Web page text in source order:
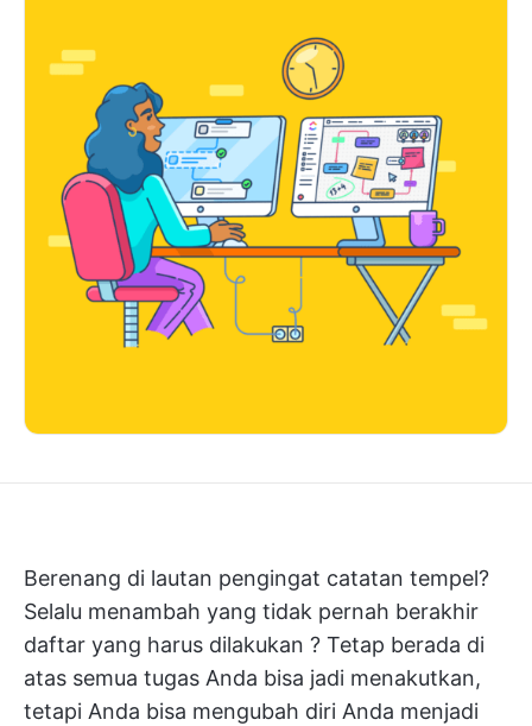
Berenang di lautan pengingat catatan tempel?
Selalu menambah yang tidak pernah berakhir
daftar yang harus dilakukan ? Tetap berada di
atas semua tugas Anda bisa jadi menakutkan,
tetapi Anda bisa mengubah diri Anda menjadi